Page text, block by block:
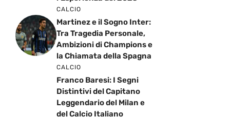
CALCIO
Martinez e il Sogno Inter:
Tra Tragedia Personale,
Ambizioni di Champions e
la Chiamata della Spagna
CALCIO
Franco Baresi: I Segni
Distintivi del Capitano
Leggendario del Milan e
del Calcio Italiano